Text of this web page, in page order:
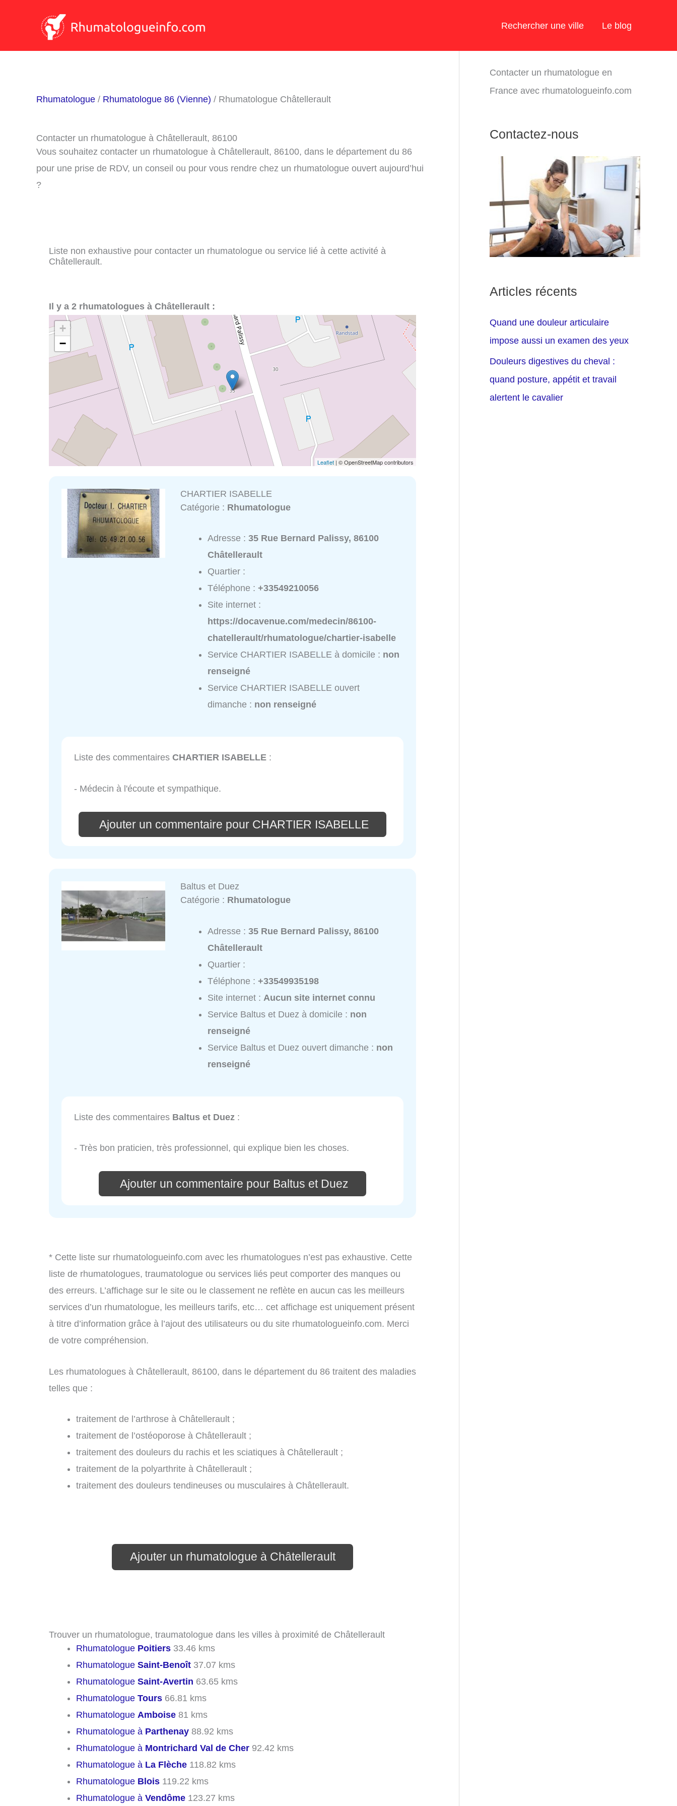
Rechercher une ville Le blog
Rhumatologue / Rhumatologue 86 (Vienne) / Rhumatologue Châtellerault
Contacter un rhumatologue à Châtellerault, 86100
Vous souhaitez contacter un rhumatologue à Châtellerault, 86100, dans le département du 86
pour une prise de RDV, un conseil ou pour vous rendre chez un rhumatologue ouvert aujourd’hui
?
Liste non exhaustive pour contacter un rhumatologue ou service lié à cette activité à
Châtellerault.
Il y a 2 rhumatologues à Châtellerault :
+
−
Leaflet | © OpenStreetMap contributors
CHARTIER ISABELLE
Catégorie : Rhumatologue
Adresse :35 Rue Bernard Palissy, 86100
Châtellerault
Quartier :
Téléphone :+33549210056
Site internet :
https://docavenue.com/medecin/86100-
chatellerault/rhumatologue/chartier-isabelle
Service CHARTIER ISABELLE à domicile : non
renseigné
Service CHARTIER ISABELLE ouvert
dimanche : non renseigné
Liste des commentaires CHARTIER ISABELLE :
- Médecin à l'écoute et sympathique.
Ajouter un commentaire pour CHARTIER ISABELLE
Baltus et Duez
Catégorie : Rhumatologue
Adresse :35 Rue Bernard Palissy, 86100
Châtellerault
Quartier :
Téléphone :+33549935198
Site internet : Aucun site internet connu
Service Baltus et Duez à domicile : non
renseigné
Service Baltus et Duez ouvert dimanche : non
renseigné
Liste des commentaires Baltus et Duez :
- Très bon praticien, très professionnel, qui explique bien les choses.
Ajouter un commentaire pour Baltus et Duez
* Cette liste sur rhumatologueinfo.com avec les rhumatologues n’est pas exhaustive. Cette
liste de rhumatologues, traumatologue ou services liés peut comporter des manques ou
des erreurs. L’affichage sur le site ou le classement ne reflète en aucun cas les meilleurs
services d’un rhumatologue, les meilleurs tarifs, etc… cet affichage est uniquement présent
à titre d’information grâce à l’ajout des utilisateurs ou du site rhumatologueinfo.com. Merci
de votre compréhension.
Les rhumatologues à Châtellerault, 86100, dans le département du 86 traitent des maladies
telles que :
traitement de l’arthrose à Châtellerault ;
traitement de l’ostéoporose à Châtellerault ;
traitement des douleurs du rachis et les sciatiques à Châtellerault ;
traitement de la polyarthrite à Châtellerault ;
traitement des douleurs tendineuses ou musculaires à Châtellerault.
Ajouter un rhumatologue à Châtellerault
Trouver un rhumatologue, traumatologue dans les villes à proximité de Châtellerault
Rhumatologue Poitiers 33.46 kms
Rhumatologue Saint-Benoît 37.07 kms
Rhumatologue Saint-Avertin 63.65 kms
Rhumatologue Tours 66.81 kms
Rhumatologue Amboise 81 kms
Rhumatologue à Parthenay 88.92 kms
Rhumatologue à Montrichard Val de Cher 92.42 kms
Rhumatologue à La Flèche 118.82 kms
Rhumatologue Blois 119.22 kms
Rhumatologue à Vendôme 123.27 kms
Contacter un rhumatologue en
France avec rhumatologueinfo.com
Contactez-nous
Articles récents
Quand une douleur articulaire
impose aussi un examen des yeux
Douleurs digestives du cheval :
quand posture, appétit et travail
alertent le cavalier